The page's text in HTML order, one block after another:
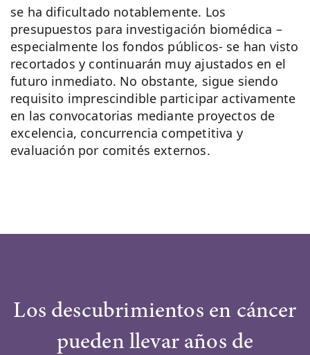
se ha dificultado notablemente. Los
presupuestos para investigación biomédica –
especialmente los fondos públicos- se han visto
recortados y continuarán muy ajustados en el
futuro inmediato. No obstante, sigue siendo
requisito imprescindible participar activamente
en las convocatorias mediante proyectos de
excelencia, concurrencia competitiva y
evaluación por comités externos.
Los descubrimientos en cáncer
pueden llevar años de